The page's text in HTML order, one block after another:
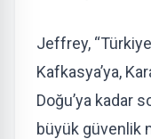
Jeffrey,
Kafkasya’ya,
Doğu’ya kadar
büyük güvenlik